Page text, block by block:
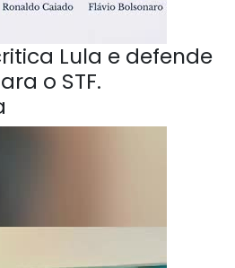
Lula e defende
o STF.